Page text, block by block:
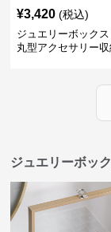
¥3,420 (税込)
ジュエリーボック
丸型アクセサリー
ジュエリーボッ